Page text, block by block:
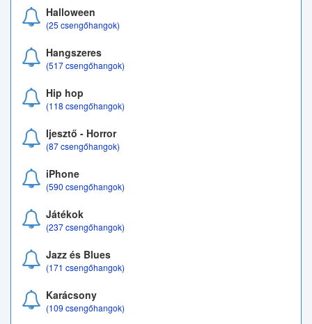
Halloween
(25 csengőhangok)
Hangszeres
(517 csengőhangok)
Hip hop
(118 csengőhangok)
Ijesztő - Horror
(87 csengőhangok)
iPhone
(590 csengőhangok)
Játékok
(237 csengőhangok)
Jazz és Blues
(171 csengőhangok)
Karácsony
(109 csengőhangok)